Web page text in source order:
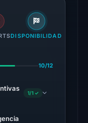
DISPONIBILIDAD
10/12
1/1 ✓